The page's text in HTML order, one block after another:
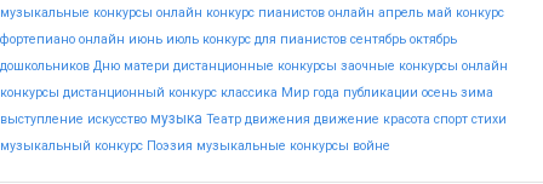
музыкальные конкурсы онлайн конкурс пианистов онлайн апрель май конкурс
фортепиано онлайн июнь июль конкурс для пианистов сентябрь октябрь
дошкольников Дню матери дистанционные конкурсы заочные конкурсы онлайн
конкурсы дистанционный конкурс классика Мир года публикации осень зима
выступление искусство музыка Театр движения движение красота спорт стихи
музыкальный конкурс Поэзия музыкальные конкурсы войне